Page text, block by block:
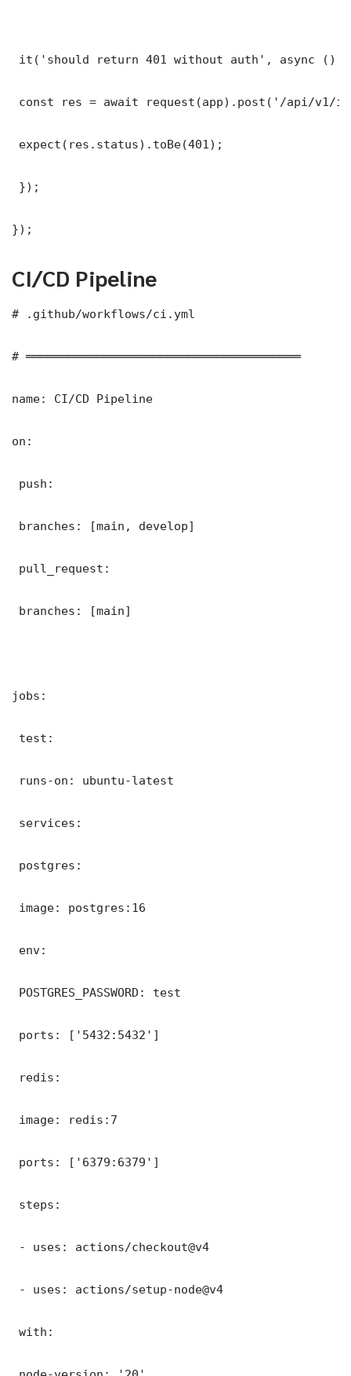
it('should return 401 without auth', async ()
const res = await request(app).post('/api/v1/
expect(res.status).toBe(401);
});
});
CI/CD Pipeline
# .github/workflows/ci.yml
# ═══════════════════════════════════════
name: CI/CD Pipeline
on:
push:
branches: [main, develop]
pull_request:
branches: [main]
jobs:
test:
runs-on: ubuntu-latest
services:
postgres:
image: postgres:16
env:
POSTGRES_PASSWORD: test
ports: ['5432:5432']
redis:
image: redis:7
ports: ['6379:6379']
steps:
- uses: actions/checkout@v4
- uses: actions/setup-node@v4
with: